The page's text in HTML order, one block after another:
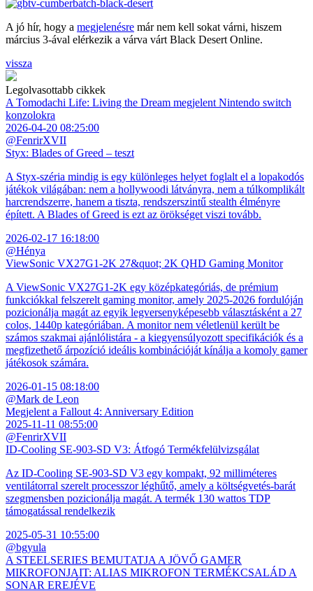
A jó hír, hogy a megjelenésre már nem kell sokat várni, hiszem
március 3-ával elérkezik a várva várt Black Desert Online.
vissza
Legolvasottabb cikkek
A Tomodachi Life: Living the Dream megjelent Nintendo switch
konzolokra
2026-04-20 08:25:00
@FenrirXVII
Styx: Blades of Greed – teszt
A Styx-széria mindig is egy különleges helyet foglalt el a lopakodós
játékok világában: nem a hollywoodi látványra, nem a túlkomplikált
harcrendszerre, hanem a tiszta, rendszerszintű stealth élményre
épített. A Blades of Greed is ezt az örökséget viszi tovább.
2026-02-17 16:18:00
@Hénya
ViewSonic VX27G1-2K 27&quot; 2K QHD Gaming Monitor
A ViewSonic VX27G1-2K egy középkategóriás, de prémium
funkciókkal felszerelt gaming monitor, amely 2025-2026 fordulóján
pozicionálja magát az egyik legversenyképesebb választásként a 27
colos, 1440p kategóriában. A monitor nem véletlenül került be
számos szakmai ajánlólistára - a kiegyensúlyozott specifikációk és a
megfizethető árpozíció ideális kombinációját kínálja a komoly gamer
játékosok számára.
2026-01-15 08:18:00
@Mark de Leon
Megjelent a Fallout 4: Anniversary Edition
2025-11-11 08:55:00
@FenrirXVII
ID-Cooling SE-903-SD V3: Átfogó Termékfelülvizsgálat
Az ID-Cooling SE-903-SD V3 egy kompakt, 92 milliméteres
ventilátorral szerelt processzor léghűtő, amely a költségvetés-barát
szegmensben pozicionálja magát. A termék 130 wattos TDP
támogatással rendelkezik
2025-05-31 10:55:00
@bgyula
A STEELSERIES BEMUTATJA A JÖVŐ GAMER
MIKROFONJAIT: ALIAS MIKROFON TERMÉKCSALÁD A
SONAR EREJÉVE